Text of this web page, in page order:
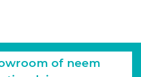
of neem